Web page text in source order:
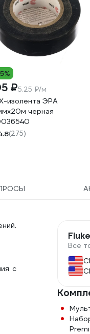
₽5.25 ₽/м
изолента ЭРА
черная
(275)
с
Fluke
Все